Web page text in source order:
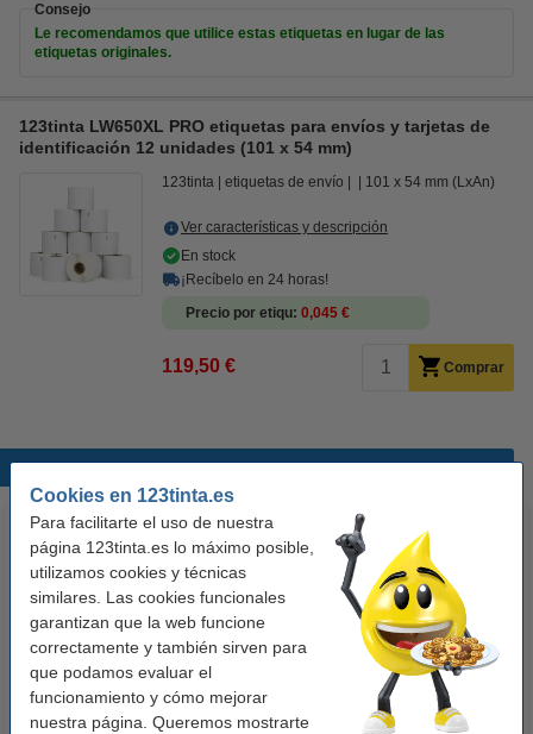
Cookies en 123tinta.es
Para facilitarte el uso de nuestra
página 123tinta.es lo máximo posible,
utilizamos cookies y técnicas
similares. Las cookies funcionales
garantizan que la web funcione
correctamente y también sirven para
que podamos evaluar el
funcionamiento y cómo mejorar
nuestra página. Queremos mostrarte
Consejo
Le recomendamos que utilice estas etiquetas en lugar de las
etiquetas originales.
123tinta LW650XL PRO etiquetas para envíos y tarjetas de
identificación 12 unidades (101 x 54 mm)
123tinta etiquetas de envío 101 x 54 mm (LxAn)
Ver características y descripción
En stock
¡Recíbelo en 24 horas!
Precio por etiqu 0,045 €
119,50 € Comprar
Productos destacados
123tinta Papel fotográfico
Premium Glossy brillo alto | 10 x
123tinta Pilas Alcalinas Xtreme
Power AA - LR06 - MN1500 - 24